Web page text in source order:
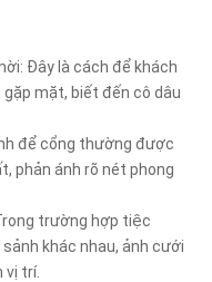
Đây là cách để khách
mặt, biết đến cô dâu
để cổng thường được
phản ánh rõ nét phong
trường hợp tiệc
khác nhau, ảnh cưới
vị trí.